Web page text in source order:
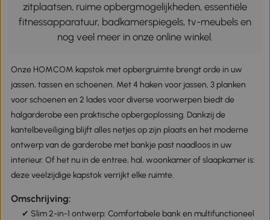
zitplaatsen, ruime opbergmogelijkheden, essentiële
fitnessapparatuur, badkamerspiegels, tv-meubels en
nog veel meer in onze online winkel.
Onze HOMCOM kapstok met opbergruimte brengt orde in uw
jassen, tassen en schoenen. Met 4 haken voor jassen, 3 planken
voor schoenen en 2 lades voor diverse voorwerpen biedt de
halgarderobe een praktische opbergoplossing. Dankzij de
kantelbeveiliging blijft alles netjes op zijn plaats en het moderne
ontwerp van de garderobe met bankje past naadloos in uw
interieur. Of het nu in de entree, hal, woonkamer of slaapkamer is:
deze veelzijdige kapstok verrijkt elke ruimte.
Omschrijving:
✔ Slim 2-in-1 ontwerp: Comfortabele bank en multifunctioneel